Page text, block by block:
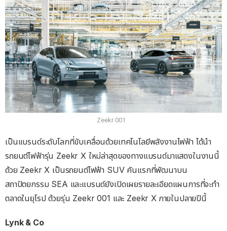
Zeekr 001
เป็นแบรนด์ระดับโลกที่ขับเคลื่อนด้วยเทคโนโลยีพลังงานไฟฟ้า ได้นำ
รถยนต์ไฟฟ้ารุ่น Zeekr X ใหม่ล่าสุดของทางแบรนด์มาแสดงในงานนี้
ด้วย Zeekr X เป็นรถยนต์ไฟฟ้า SUV คันแรกที่พัฒนาบน
สถาปัตยกรรม SEA และแบรนด์ยังเปิดเผยรายละเอียดแผนการที่จะทำ
ตลาดในยุโรป ด้วยรุ่น Zeekr 001 และ Zeekr X ภายในปลายปีนี้
Lynk & Co